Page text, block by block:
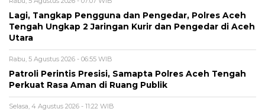
Lagi, Tangkap Pengguna dan Pengedar, Polres Aceh
Tengah Ungkap 2 Jaringan Kurir dan Pengedar di Aceh
Utara
Rabu, 5 Agustus 2026 - 06:55 WIB
Patroli Perintis Presisi, Samapta Polres Aceh Tengah
Perkuat Rasa Aman di Ruang Publik
Selasa, 4 Agustus 2026 - 11:22 WIB